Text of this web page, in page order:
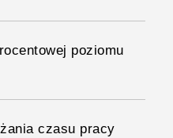
poziomu
czasu pracy